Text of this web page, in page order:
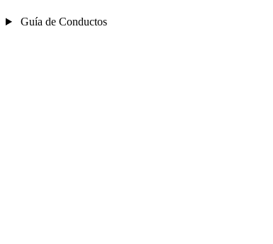
Guía de Conductos